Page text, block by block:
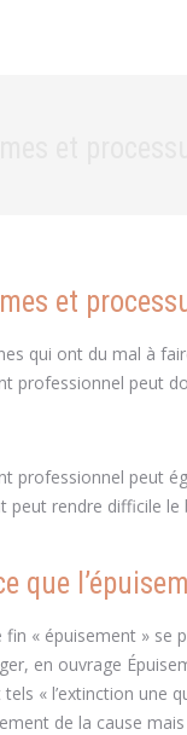
et
qui ont du mal à
professionnel peut
professionnel peut
peut rendre difficile
que
fin « épuisement » se
en ouvrage
« l’extinction une
de la cause